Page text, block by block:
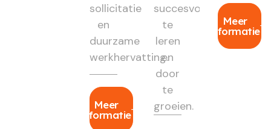
sollicitatie
en
duurzame
werkhervatting.
Meer
informatie
succesvol
te
leren
en
door
te
groeien.
Meer
informatie